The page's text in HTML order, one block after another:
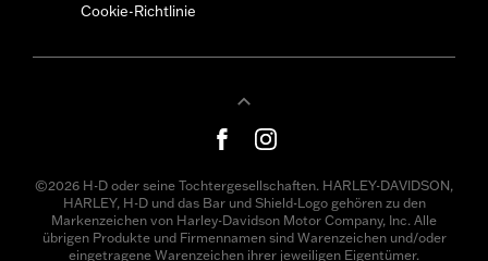
Cookie-Richtlinie
©2026 H-D oder seine Tochtergesellschaften. HARLEY-DAVIDSON,
HARLEY, H-D und das Bar und Shield-Logo gehören zu den
Markenzeichen von Harley-Davidson Motor Company, Inc. Alle
übrigen Produkte und Firmennamen sind Warenzeichen und/oder
eingetragene Warenzeichen ihrer jeweiligen Eigentümer.